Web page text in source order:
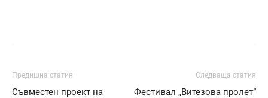
Предишна статия
Съвместен проект на
Следваща статия
Фестивал „Витезова пролет”